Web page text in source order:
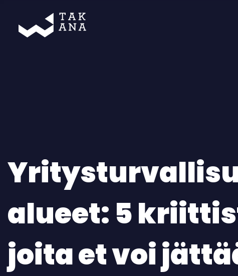
alueet: 5
joita et voi